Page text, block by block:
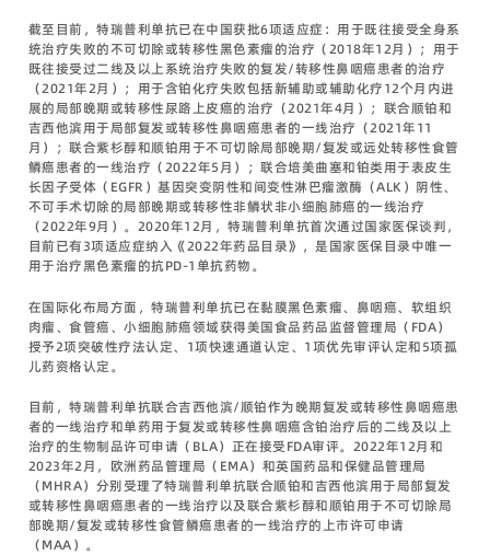
截至目前，特瑞普利单抗已在中国获批6项适应症：用于既往接受全身系
统治疗失败的不可切除或转移性黑色素瘤的治疗（2018年12月）；用于
既往接受过二线及以上系统治疗失败的复发/转移性鼻咽癌患者的治疗
（2021年2月）；用于含铂化疗失败包括新辅助或辅助化疗12个月内进
展的局部晚期或转移性尿路上皮癌的治疗（2021年4月）；联合顺铂和
吉西他滨用于局部复发或转移性鼻咽癌患者的一线治疗（2021年11
月）；联合紫杉醇和顺铂用于不可切除局部晚期/复发或远处转移性食管
鳞癌患者的一线治疗（2022年5月）；联合培美曲塞和铂类用于表皮生
长因子受体（EGFR）基因突变阴性和间变性淋巴瘤激酶（ALK）阴性、
不可手术切除的局部晚期或转移性非鳞状非小细胞肺癌的一线治疗
（2022年9月）。2020年12月，特瑞普利单抗首次通过国家医保谈判，
目前已有3项适应症纳入《2022年药品目录》，是国家医保目录中唯一
用于治疗黑色素瘤的抗PD-1单抗药物。
在国际化布局方面，特瑞普利单抗已在黏膜黑色素瘤、鼻咽癌、软组织
肉瘤、食管癌、小细胞肺癌领域获得美国食品药品监督管理局（FDA）
授予2项突破性疗法认定、1项快速通道认定、1项优先审评认定和5项孤
儿药资格认定。
目前，特瑞普利单抗联合吉西他滨/顺铂作为晚期复发或转移性鼻咽癌患
者的一线治疗和单药用于复发或转移性鼻咽癌含铂治疗后的二线及以上
治疗的生物制品许可申请（BLA）正在接受FDA审评。2022年12月和
2023年2月，欧洲药品管理局（EMA）和英国药品和保健品管理局
（MHRA）分别受理了特瑞普利单抗联合顺铂和吉西他滨用于局部复发
或转移性鼻咽癌患者的一线治疗以及联合紫杉醇和顺铂用于不可切除局
部晚期/复发或转移性食管鳞癌患者的一线治疗的上市许可申请
（MAA）。